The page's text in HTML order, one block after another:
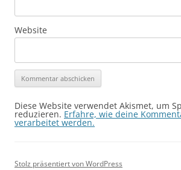
Website
Diese Website verwendet Akismet, um
reduzieren. Erfahre, wie deine
verarbeitet werden.
Stolz präsentiert von WordPress